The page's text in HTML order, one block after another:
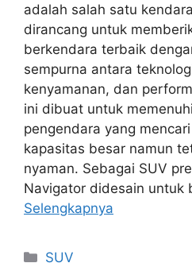
adalah salah satu
dirancang untuk
berkendara terbaik
sempurna antara
kenyamanan, dan
ini dibuat untuk
pengendara yang
kapasitas besar namun
nyaman. Sebagai SUV
Navigator didesain untuk
Selengkapnya
Kategori
SUV